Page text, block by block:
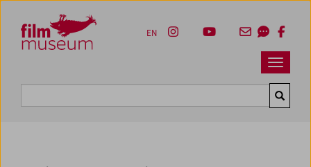
Zum Inhalt
Zum Hauptmenü
Zur Servicenavigation
Zum Suche
Navbar
EN